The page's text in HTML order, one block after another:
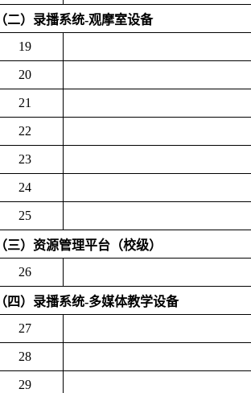
（二）录播系统-观摩室设备
19
20
21
22
23
24
25
（三）资源管理平台（校级）
26
（四）录播系统-多媒体教学设备
27
28
29